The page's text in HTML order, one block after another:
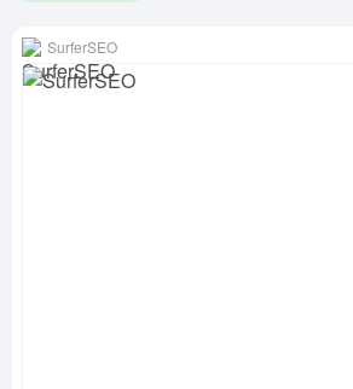
SurferSEO